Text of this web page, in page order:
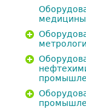
медицины